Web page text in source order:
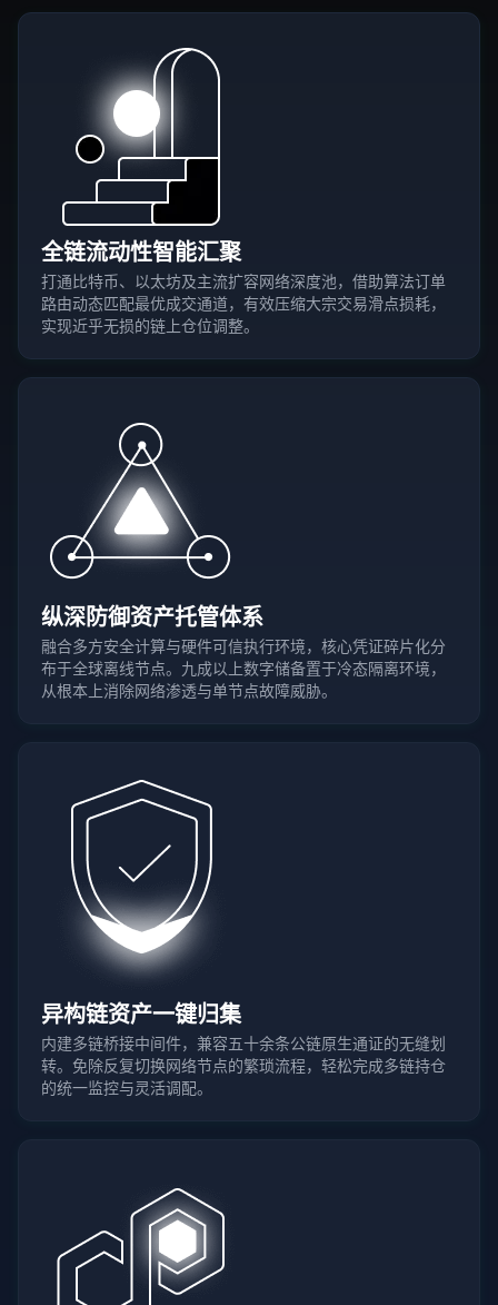
全链流动性智能汇聚
打通比特币、以太坊及主流扩容网络深度池，借助算法订单
路由动态匹配最优成交通道，有效压缩大宗交易滑点损耗，
实现近乎无损的链上仓位调整。
纵深防御资产托管体系
融合多方安全计算与硬件可信执行环境，核心凭证碎片化分
布于全球离线节点。九成以上数字储备置于冷态隔离环境，
从根本上消除网络渗透与单节点故障威胁。
异构链资产一键归集
内建多链桥接中间件，兼容五十余条公链原生通证的无缝划
转。免除反复切换网络节点的繁琐流程，轻松完成多链持仓
的统一监控与灵活调配。